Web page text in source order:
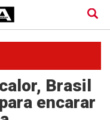
Brasil
encarar